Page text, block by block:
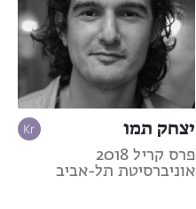
יצחק תמו
פרס קריל 2018
אוניברסיטת תל-אביב